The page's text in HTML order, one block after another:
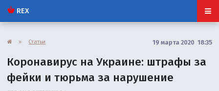
REX
» Статьи 19 марта 2020 18:35
Коронавирус на Украине: штрафы за
фейки и тюрьма за нарушение